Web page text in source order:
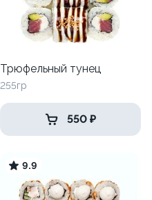
Трюфельный тунец
255гр
550 ₽
9.9